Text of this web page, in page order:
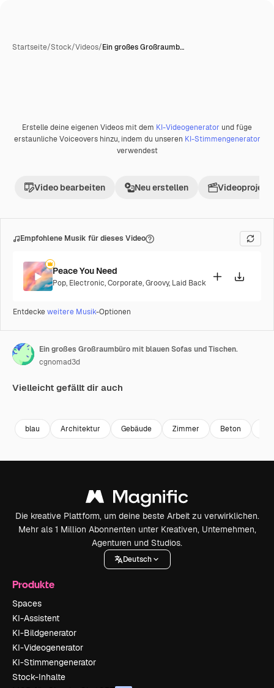
Startseite/Stock/Videos/Ein großes Großraumb…
PremiumKI-generiert
Erstelle deine eigenen Videos mit dem KI-Videogenerator und füge
erstaunliche Voiceovers hinzu, indem du unseren KI-Stimmengenerator
verwendest
Video bearbeiten Neu erstellen Videoprojekt
Empfohlene Musik für dieses Video
Peace You Need
Pop, Electronic,Corporate,Groovy, Laid Back
Entdeckeweitere Musik-Optionen
Ein großes Großraumbüro mit blauen Sofas und Tischen.
cgnomad3d
Vielleicht gefällt dir auch
blau Architektur Gebäude Zimmer Beton
Die kreative Plattform, um deine beste Arbeit zu verwirklichen.
Mehr als 1 Million Abonnenten unter Kreativen, Unternehmen,
Agenturen und Studios.
Deutsch
Produkte
Spaces
KI-Assistent
KI-Bildgenerator
KI-Videogenerator
KI-Stimmengenerator
Stock-Inhalte